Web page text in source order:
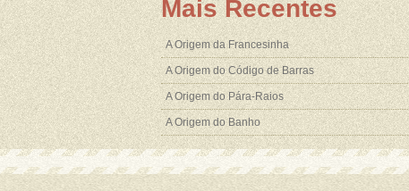
Mais Recentes
A Origem da Francesinha
A Origem do Código de Barras
A Origem do Pára-Raios
A Origem do Banho